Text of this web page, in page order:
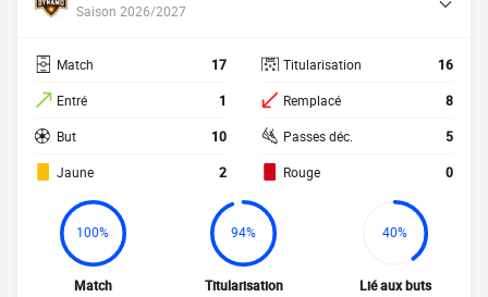
Saison 2026/2027
Match 17
Entré 1
But 10
Jaune 2
Titularisation 16
Remplacé 8
Passes déc. 5
Rouge 0
100%
Match
94%
Titularisation
40%
Lié aux buts